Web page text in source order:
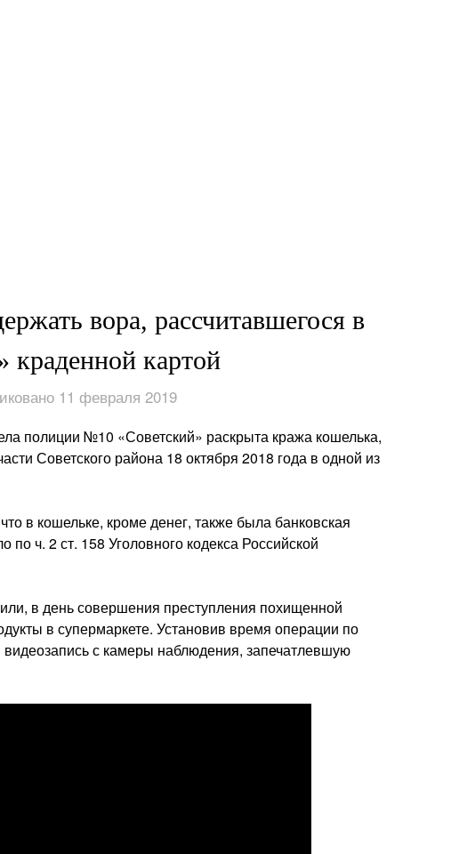
вора, рассчитавшегося в
краденной картой
11 февраля 2019
полиции №10 «Советский» раскрыта кража кошелька,
Советского района 18 октября 2018 года в одной из
в кошельке, кроме денег, также была банковская
ч. 2 ст. 158 Уголовного кодекса Российской
в день совершения преступления похищенной
в супермаркете. Установив время операции по
видеозапись с камеры наблюдения, запечатлевшую